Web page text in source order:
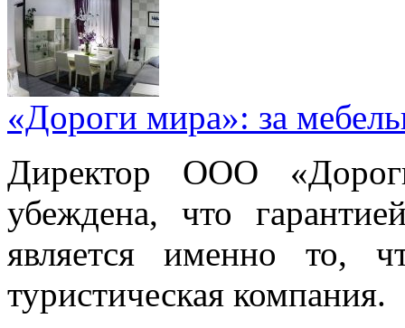
«Дороги мира»: за
Директор ООО
убеждена, что
является именно то,
туристическая компания.